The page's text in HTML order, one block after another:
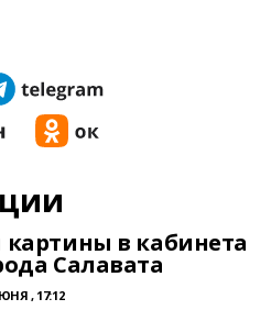
картины в кабинета
Салавата
, 17:12